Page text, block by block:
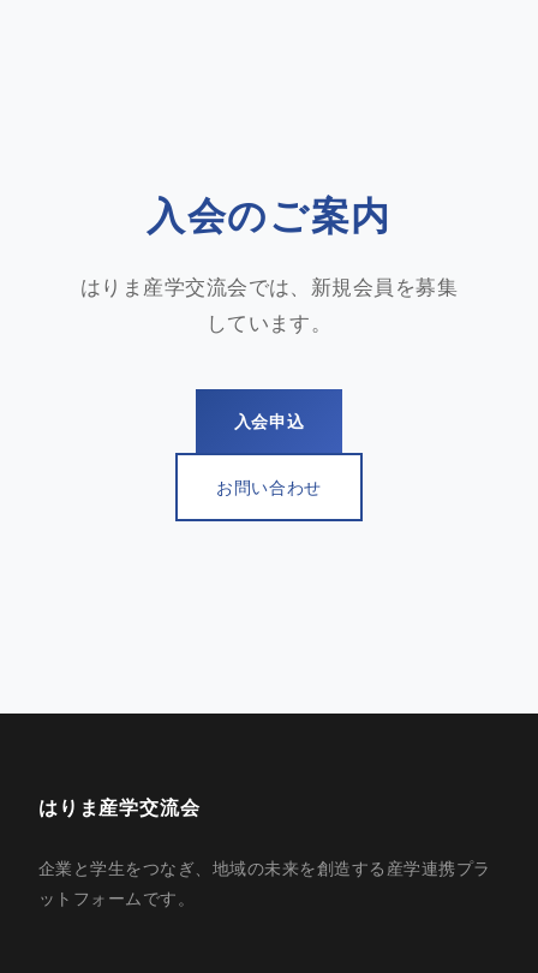
入会のご案内
はりま産学交流会では、新規会員を募集
しています。
入会申込
お問い合わせ
はりま産学交流会
企業と学生をつなぎ、地域の未来を創造する産学連携プラ
ットフォームです。